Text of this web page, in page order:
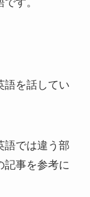
す。
語を話してい
語では違う部
記事を参考に